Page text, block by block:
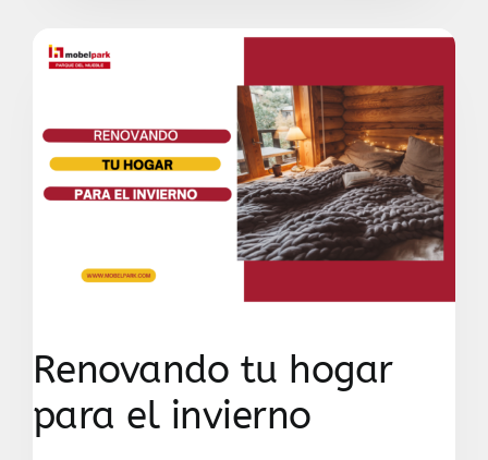
Renovando tu hogar
para el invierno